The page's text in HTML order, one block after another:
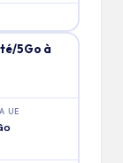
5Go à
UE